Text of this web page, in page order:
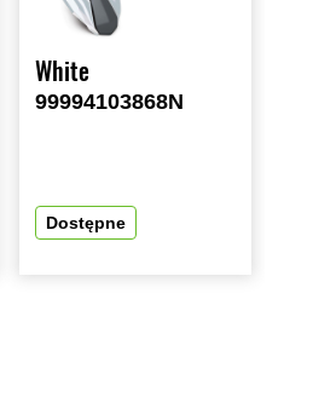
White
99994103868N
Dostępne